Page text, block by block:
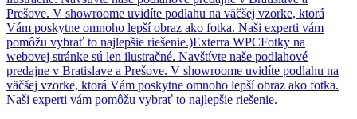
Prešove. V showroome uvidíte podlahu na väčšej vzorke, ktorá
Vám poskytne omnoho lepší obraz ako fotka. Naši experti vám
pomôžu vybrať to najlepšie riešenie.)Exterra WPCFotky na
webovej stránke sú len ilustračné. Navštívte naše podlahové
predajne v Bratislave a Prešove. V showroome uvidíte podlahu na
väčšej vzorke, ktorá Vám poskytne omnoho lepší obraz ako fotka.
Naši experti vám pomôžu vybrať to najlepšie riešenie.